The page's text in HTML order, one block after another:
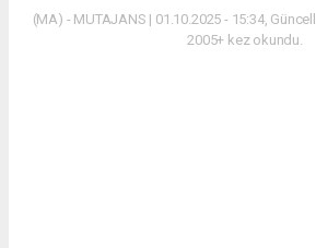
(MA) - MUTAJANS | 01.10.2025 - 15:34,
2005+ kez okundu.